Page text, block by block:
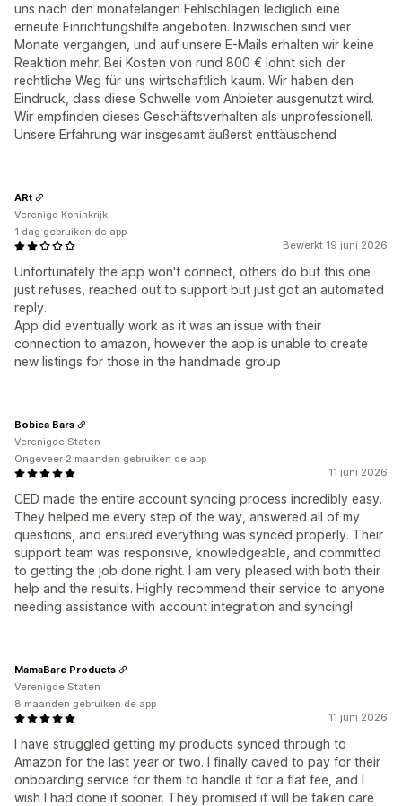
uns nach den monatelangen Fehlschlägen lediglich eine
erneute Einrichtungshilfe angeboten. Inzwischen sind vier
Monate vergangen, und auf unsere E-Mails erhalten wir keine
Reaktion mehr. Bei Kosten von rund 800 € lohnt sich der
rechtliche Weg für uns wirtschaftlich kaum. Wir haben den
Eindruck, dass diese Schwelle vom Anbieter ausgenutzt wird.
Wir empfinden dieses Geschäftsverhalten als unprofessionell.
Unsere Erfahrung war insgesamt äußerst enttäuschend
Bewerkt 19 juni 2026
Unfortunately the app won't connect, others do but this one
just refuses, reached out to support but just got an automated
reply.
App did eventually work as it was an issue with their
connection to amazon, however the app is unable to create
new listings for those in the handmade group
ARt
Verenigd Koninkrijk
1 dag gebruiken de app
11 juni 2026
CED made the entire account syncing process incredibly easy.
They helped me every step of the way, answered all of my
questions, and ensured everything was synced properly. Their
support team was responsive, knowledgeable, and committed
to getting the job done right. I am very pleased with both their
help and the results. Highly recommend their service to anyone
needing assistance with account integration and syncing!
Bobica Bars
Verenigde Staten
Ongeveer 2 maanden gebruiken de app
11 juni 2026
I have struggled getting my products synced through to
Amazon for the last year or two. I finally caved to pay for their
onboarding service for them to handle it for a flat fee, and I
wish I had done it sooner. They promised it will be taken care
MamaBare Products
Verenigde Staten
8 maanden gebruiken de app